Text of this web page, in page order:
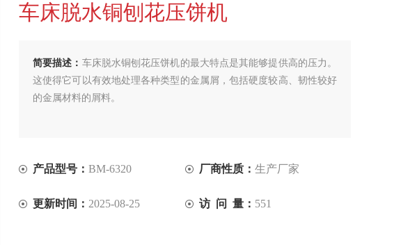
车床脱水铜刨花压饼机
简要描述： 车床脱水铜刨花压饼机的最大特点是其能够提供高的压力。
这使得它可以有效地处理各种类型的金属屑，包括硬度较高、韧性较好
的金属材料的屑料。
产品型号： BM-6320 厂商性质： 生产厂家
更新时间： 2025-08-25 访 问 量： 551